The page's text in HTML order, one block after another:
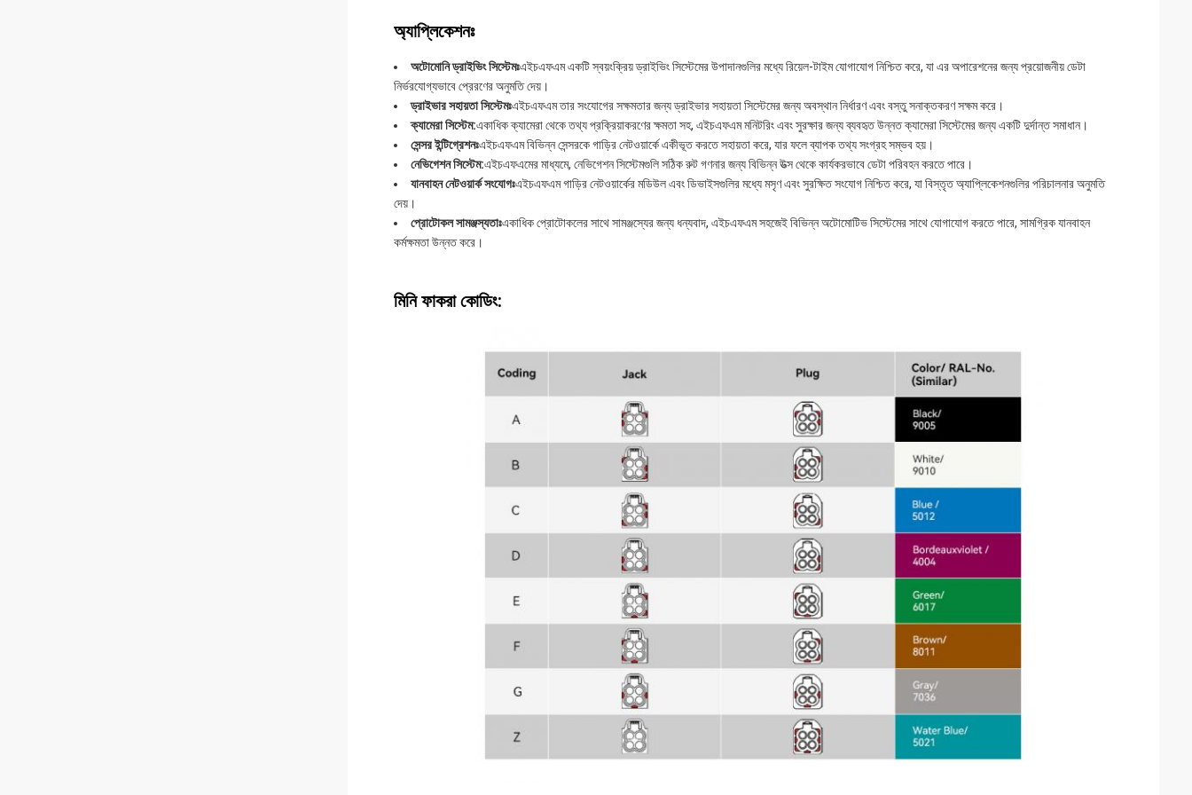
অ্যাপ্লিকেশনঃ
অটোমোনি ড্রাইভিং সিস্টেমঃএইচএফএম একটি স্বয়ংক্রিয় ড্রাইভিং সিস্টেমের উপাদানগুলির মধ্যে রিয়েল-টাইম যোগাযোগ নিশ্চিত করে, যা এর অপারেশনের জন্য প্রয়োজনীয় ডেটা
নির্ভরযোগ্যভাবে প্রেরণের অনুমতি দেয়।
ড্রাইভার সহায়তা সিস্টেমঃএইচএফএম তার সংযোগের সক্ষমতার জন্য ড্রাইভার সহায়তা সিস্টেমের জন্য অবস্থান নির্ধারণ এবং বস্তু সনাক্তকরণ সক্ষম করে।
ক্যামেরা সিস্টেম:একাধিক ক্যামেরা থেকে তথ্য প্রক্রিয়াকরণের ক্ষমতা সহ, এইচএফএম মনিটরিং এবং সুরক্ষার জন্য ব্যবহৃত উন্নত ক্যামেরা সিস্টেমের জন্য একটি দুর্দান্ত সমাধান।
সেন্সর ইন্টিগ্রেশনঃএইচএফএম বিভিন্ন সেন্সরকে গাড়ির নেটওয়ার্কে একীভূত করতে সহায়তা করে, যার ফলে ব্যাপক তথ্য সংগ্রহ সম্ভব হয়।
নেভিগেশন সিস্টেম:এইচএফএমের মাধ্যমে, নেভিগেশন সিস্টেমগুলি সঠিক রুট গণনার জন্য বিভিন্ন উত্স থেকে কার্যকরভাবে ডেটা পরিবহন করতে পারে।
যানবাহন নেটওয়ার্ক সংযোগঃএইচএফএম গাড়ির নেটওয়ার্কের মডিউল এবং ডিভাইসগুলির মধ্যে মসৃণ এবং সুরক্ষিত সংযোগ নিশ্চিত করে, যা বিস্তৃত অ্যাপ্লিকেশনগুলির পরিচালনার অনুমতি
দেয়।
প্রোটোকল সামঞ্জস্যতাঃএকাধিক প্রোটোকলের সাথে সামঞ্জস্যের জন্য ধন্যবাদ, এইচএফএম সহজেই বিভিন্ন অটোমোটিভ সিস্টেমের সাথে যোগাযোগ করতে পারে, সামগ্রিক যানবাহন
কর্মক্ষমতা উন্নত করে।
মিনি ফাকরা কোডিং: